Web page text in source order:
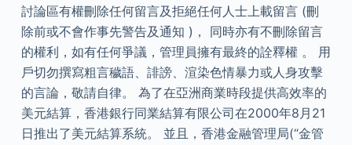
討論區有權刪除任何留言及拒絕任何人士上載留言 (刪
除前或不會作事先警告及通知 )， 同時亦有不刪除留言
的權利，如有任何爭議，管理員擁有最終的詮釋權 。 用
戶切勿撰寫粗言穢語、誹謗、渲染色情暴力或人身攻擊
的言論，敬請自律。 為了在亞洲商業時段提供高效率的
美元結算，香港銀行同業結算有限公司在2000年8月21
日推出了美元結算系統。 並且，香港金融管理局(“金管